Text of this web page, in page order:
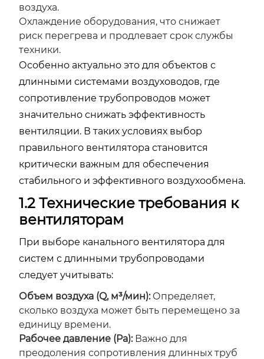
воздуха.
Охлаждение оборудования, что снижает
риск перегрева и продлевает срок службы
техники.
Особенно актуально это для объектов с
длинными системами воздуховодов, где
сопротивление трубопроводов может
значительно снижать эффективность
вентиляции. В таких условиях выбор
правильного вентилятора становится
критически важным для обеспечения
стабильного и эффективного воздухообмена.
1.2 Технические требования к
вентиляторам
При выборе канального вентилятора для
систем с длинными трубопроводами
следует учитывать:
Объем воздуха (Q, м³/мин):Определяет,
сколько воздуха может быть перемещено за
единицу времени.
Рабочее давление (Pa):Важно для
преодоления сопротивления длинных труб